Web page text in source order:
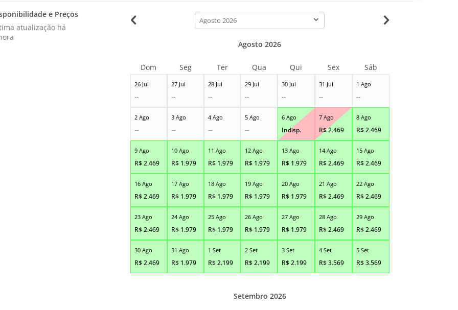
e Preços
atualização há
calendar-
month
26 Jul
--
27 Jul
--
28 Jul
--
29 Jul
--
30 Jul
--
31 Jul
--
1 Ago
--
2 Ago
--
3 Ago
--
4 Ago
--
5 Ago
--
6 Ago
Indisp.
7 Ago
R$2.469
8 Ago
R$2.469
9 Ago
R$2.469
10 Ago
R$ 1.979
11 Ago
R$ 1.979
12 Ago
R$ 1.979
13 Ago
R$ 1.979
14 Ago
R$2.469
15 Ago
R$2.469
16 Ago
R$2.469
17 Ago
R$ 1.979
18 Ago
R$ 1.979
19 Ago
R$ 1.979
20 Ago
R$ 1.979
21 Ago
R$2.469
22 Ago
R$2.469
23 Ago
R$2.469
24 Ago
R$ 1.979
25 Ago
R$ 1.979
26 Ago
R$ 1.979
27 Ago
R$ 1.979
28 Ago
R$2.469
29 Ago
R$2.469
30 Ago
R$2.469
31 Ago
R$ 1.979
1 Set
R$2.199
2 Set
R$2.199
3 Set
R$2.199
4 Set
R$3.569
5 Set
R$3.569
Agosto 2026
Dom Seg Ter Qua Qui Sex Sáb
Setembro 2026